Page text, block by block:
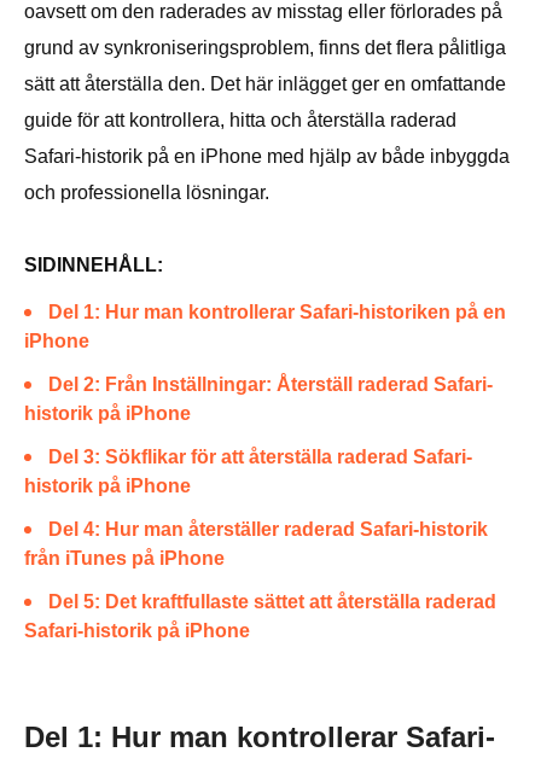
oavsett om den raderades av misstag eller förlorades på
grund av synkroniseringsproblem, finns det flera pålitliga
sätt att återställa den. Det här inlägget ger en omfattande
guide för att kontrollera, hitta och återställa raderad
Safari-historik på en iPhone med hjälp av både inbyggda
och professionella lösningar.
SIDINNEHÅLL:
Del 1: Hur man kontrollerar Safari-historiken på en
iPhone
Del 2: Från Inställningar: Återställ raderad Safari-
historik på iPhone
Del 3: Sökflikar för att återställa raderad Safari-
historik på iPhone
Del 4: Hur man återställer raderad Safari-historik
från iTunes på iPhone
Del 5: Det kraftfullaste sättet att återställa raderad
Safari-historik på iPhone
Del 1: Hur man kontrollerar Safari-